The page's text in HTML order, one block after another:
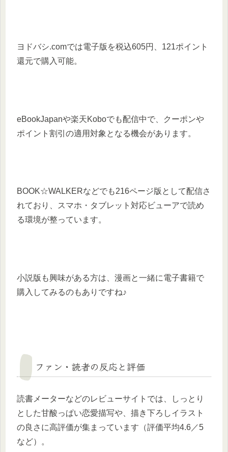
ヨドバシ.comでは電子版を税込605円、121ポイント
還元で購入可能。
eBookJapanや楽天Koboでも配信中で、クーポンや
ポイント割引の適用対象となる機会があります。
BOOK☆WALKERなどでも216ページ版として配信さ
れており、スマホ・タブレット対応ビューアで読め
る環境が整っています。
小説版も興味がある方は、漫画と一緒に電子書籍で
購入してみるのもありですね♪
ファン・読者の反応と評価
読書メーターなどのレビューサイトでは、しっとり
とした甘酸っぱい恋愛描写や、描き下ろしイラスト
の良さに高評価が集まっています（評価平均4.6／5
など）。